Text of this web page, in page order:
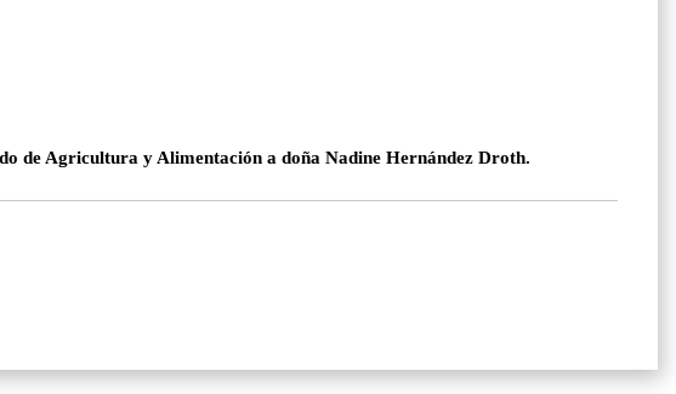
de Agricultura y Alimentación a doña Nadine Hernández Droth.